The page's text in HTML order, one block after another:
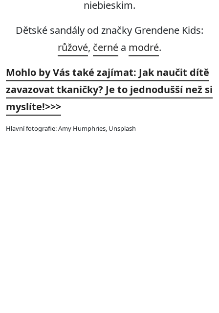
Dětské sandály od značky Grendene Kids:
růžové, černé a modré.
Mohlo by Vás také zajímat: Jak naučit dítě
zavazovat tkaničky? Je to jednodušší než si
myslíte!>>>
Hlavní fotografie: Amy Humphries, Unsplash